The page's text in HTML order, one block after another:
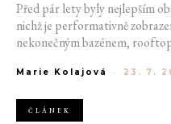
Před pár lety byly nejlepším
nichž je performativně
nekonečným bazénem,
horách. Ranní koupání v lomu.
Marie Kolajová - 23. 7.
ČLÁNEK